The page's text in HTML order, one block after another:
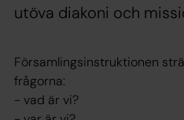
utöva diakoni och
Församlingsinstruktionen
frågorna:
- vad är vi?